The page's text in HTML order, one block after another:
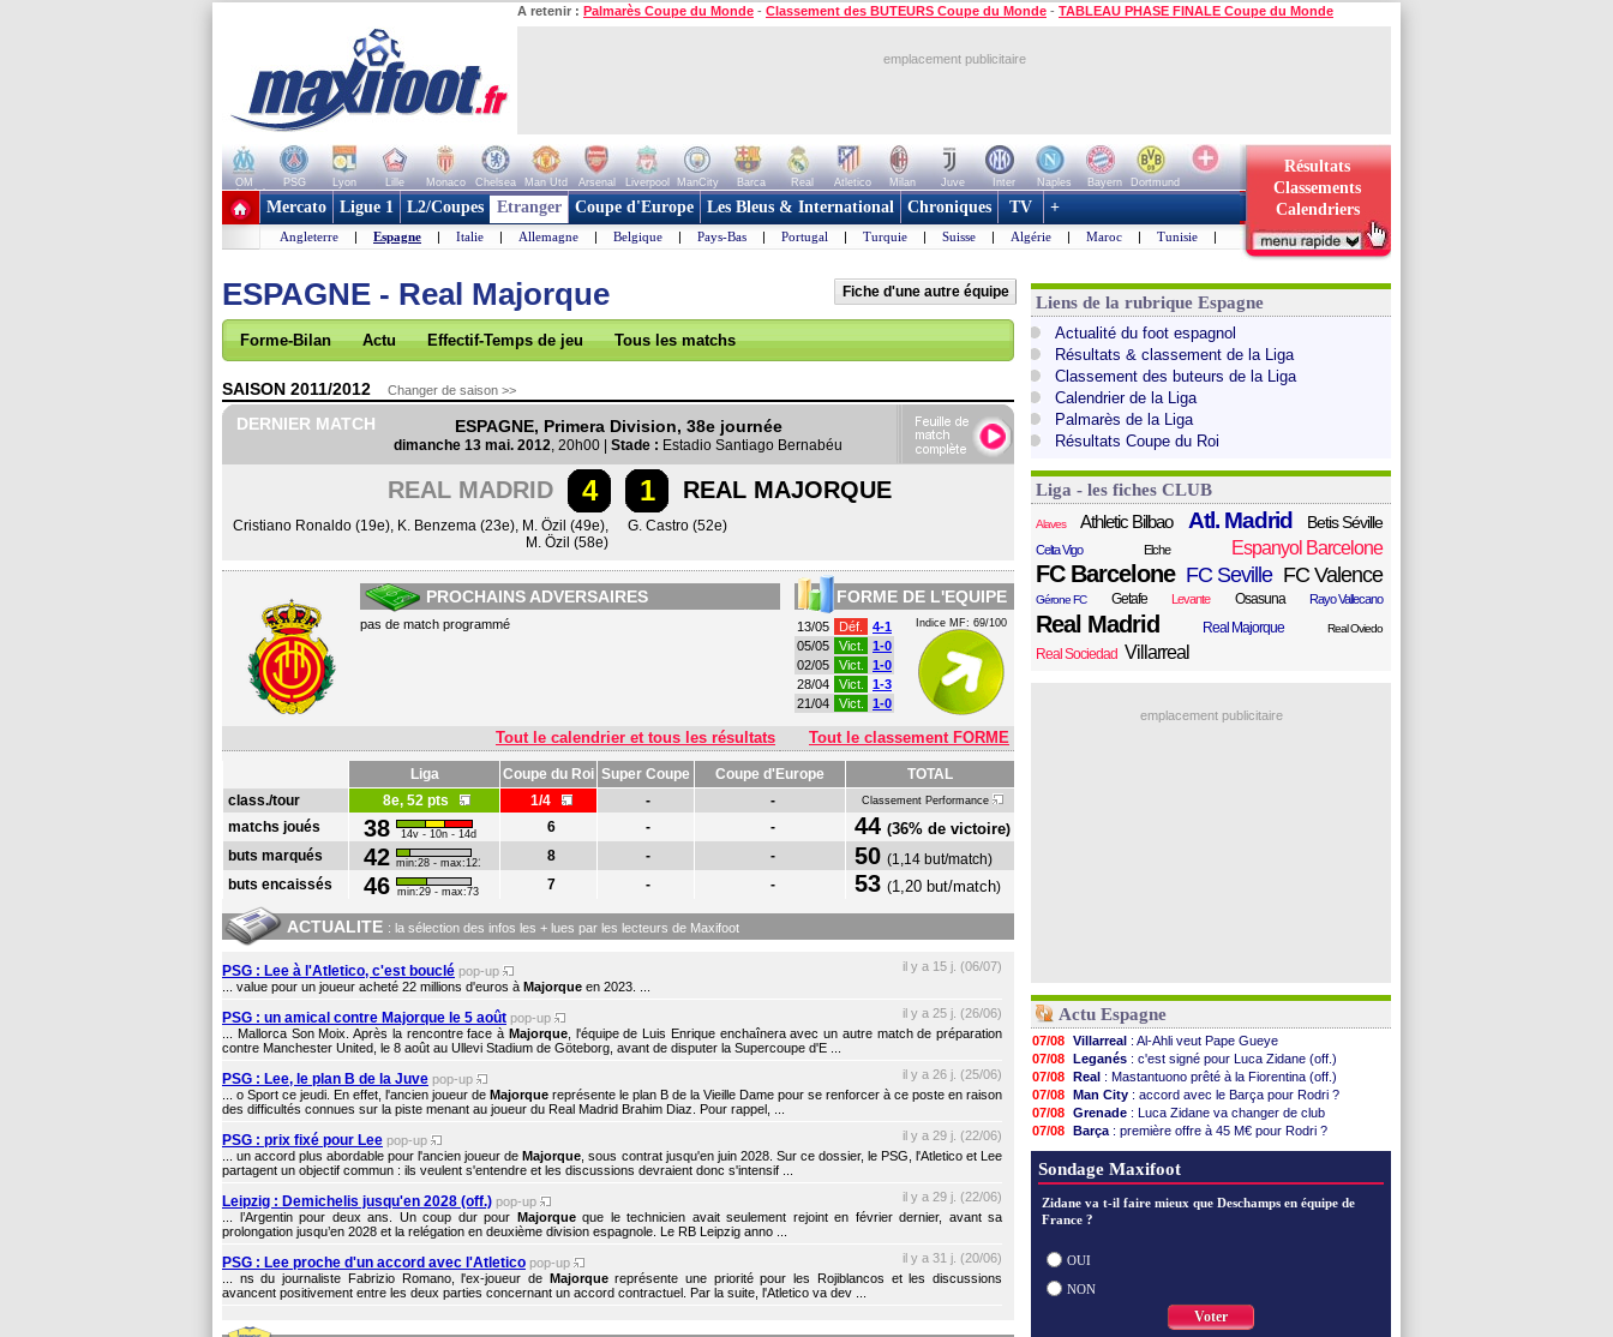
A retenir : Palmarès Coupe du Monde - Classement des BUTEURS Coupe du Monde - TABLEAU PHASE FINALE Coupe du Monde
emplacement publicitaire
OM PSG Lyon Lille Monaco Chelsea Man Utd Arsenal Liverpool ManCity Barca Real Atletico Milan Juve Inter Naples Bayern
Dortmund
+ de clubs
Résultats
Classements
Calendriers
Mercato Ligue 1 L2/Coupes Etranger Coupe d'Europe Les Bleus & International Chroniques TV +
Angleterre | Espagne | Italie | Allemagne | Belgique | Pays-Bas | Portugal | Turquie | Suisse | Algérie | Maroc | Tunisie |
ESPAGNE - Real Majorque Fiche d'une autre équipe
Forme-Bilan Actu Effectif-Temps de jeu Tous les matchs
SAISON 2011/2012 Changer de saison >>
DERNIER MATCH ESPAGNE, Primera Division, 38e journée
dimanche 13 mai. 2012, 20h00 | Stade : Estadio Santiago Bernabéu
REAL MADRID 4 1 REAL MAJORQUE
Cristiano Ronaldo (19e), K. Benzema (23e), M. Özil (49e),
M. Özil (58e)
G. Castro (52e)
PROCHAINS ADVERSAIRES
pas de match programmé
FORME DE L'EQUIPE
13/05 Déf.
4-1
05/05
Vict.
1-0
02/05
Vict.
1-0
28/04
Vict.
1-3
21/04
Vict. 1-0
Indice MF: 69/100
Tout le calendrier et tous les résultats Tout le classement FORME
Liga Coupe du Roi Super Coupe Coupe d'Europe
TOTAL
class./tour
8e, 52 pts 1/4 - - Classement Performance
matchs joués 38 14v - 10n - 14d 6 - - 44 (36% de victoire)
buts marqués
42 min:28 - max:121 8 - - 50 (1,14 but/match)
buts encaissés
46 min:29 - max:73 7 - - 53 (1,20 but/match)
ACTUALITE : la sélection des infos les + lues par les lecteurs de Maxifoot
PSG : Lee à l'Atletico, c'est bouclé pop-up
il y a 15 j. (06/07)
... value pour un joueur acheté 22 millions d'euros à Majorque en 2023. ...
PSG : un amical contre Majorque le 5 août pop-up
il y a 25 j. (26/06)
... Mallorca Son Moix. Après la rencontre face à Majorque, l'équipe de Luis Enrique enchaînera avec un autre match de préparation
contre Manchester United, le 8 août au Ullevi Stadium de Göteborg, avant de disputer la Supercoupe d'E ...
PSG : Lee, le plan B de la Juve pop-up
il y a 26 j. (25/06)
... o Sport ce jeudi. En effet, l'ancien joueur de Majorque représente le plan B de la Vieille Dame pour se renforcer à ce poste en raison
des difficultés connues sur la piste menant au joueur du Real Madrid Brahim Diaz. Pour rappel, ...
PSG : prix fixé pour Lee pop-up
il y a 29 j. (22/06)
... un accord plus abordable pour l'ancien joueur deMajorque , sous contrat jusqu'en juin 2028. Sur ce dossier, le PSG, l'Atletico et Lee
partagent un objectif commun : ils veulent s'entendre et les discussions devraient donc s'intensif ...
Leipzig : Demichelis jusqu'en 2028 (off.) pop-up
il y a 29 j. (22/06)
... l’Argentin pour deux ans. Un coup dur pour Majorqueque le technicien avait seulement rejoint en février dernier, avant sa
prolongation jusqu’en 2028 et la relégation en deuxième division espagnole. Le RB Leipzig anno ...
PSG : Lee proche d'un accord avec l'Atletico pop-up
il y a 31 j. (20/06)
... ns du journaliste Fabrizio Romano, l'ex-joueur de Majorquereprésente une priorité pour les Rojiblancos et les discussions
avancent positivement entre les deux parties concernant un accord contractuel. Par la suite, l'Atletico va dev ...
Liens de la rubrique Espagne
Actualité du foot espagnol
Résultats & classement de la Liga
Classement des buteurs de la Liga
Calendrier de la Liga
Palmarès de la Liga
Résultats Coupe du Roi
Liga - les fiches CLUB
Alaves Athletic Bilbao Atl. Madrid Betis Séville
Celta Vigo Elche Espanyol Barcelone
FC Barcelone FC Seville FC Valence
Gérone FC Getafe Levante Osasuna Rayo Vallecano
Real Madrid Real Majorque Real Oviedo
Real Sociedad Villarreal
emplacement publicitaire
Actu Espagne
07/08 Villarreal : Al-Ahli veut Pape Gueye
07/08 Leganés : c'est signé pour Luca Zidane (off.)
07/08 Real : Mastantuono prêté à la Fiorentina (off.)
07/08 Man City : accord avec le Barça pour Rodri ?
07/08 Grenade : Luca Zidane va changer de club
07/08 Barça : première offre à 45 M€ pour Rodri ?
07/08 Barça: l'agent de Rodri confirme !
06/08 Real: Vinicius jusqu'en 2032 (officiel)
06/08 Real: c'est confirmé pour Vinicius
06/08 Real : Diomandé pour 140 M€ ! (officiel)
06/08 Man City
06/08
Real
06/08
Médias
Voir toutes les brèves
Sondage Maxifoot
Zidane va t-il faire mieux que Deschamps en équipe de
France ?
OUI
NON
Voter